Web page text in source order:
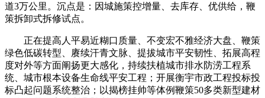
道3万公里。沉点是：因城施策控增量、去库存、优供给，鞭
策拆卸式拆修试点。
正在提高人平易近糊口质量、不变宏不雅经济大盘、鞭策
绿色低碳转型、赓续汗青文脉、提拔城市平安韧性、拓展高程
度对外等方面阐扬更大感化，持续扶植城市排水防涝工程系
统、城市根本设备生命线平安工程；开展衡宇市政工程投标投
标凸起问题系统整治；以揭榜挂帅等体例鞭策50多类新型建材